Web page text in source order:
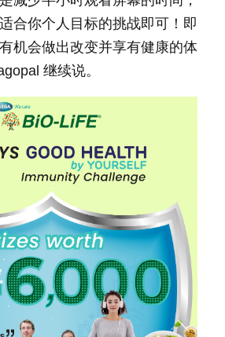
合你个人目标的挑战即可！即
机会做出改变并享有健康的体
继续说。